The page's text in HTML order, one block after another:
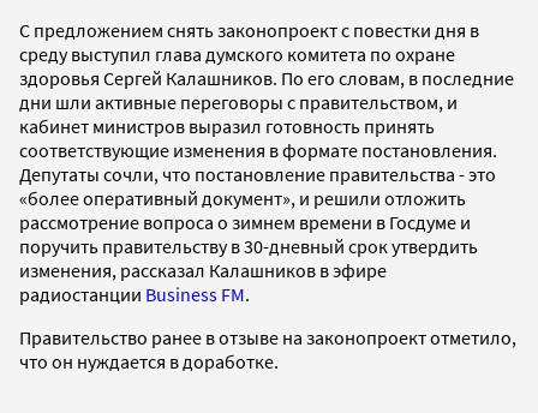
С предложением снять законопроект с повестки дня в
среду выступил глава думского комитета по охране
здоровья Сергей Калашников. По его словам, в последние
дни шли активные переговоры с правительством, и
кабинет министров выразил готовность принять
соответствующие изменения в формате постановления.
Депутаты сочли, что постановление правительства - это
«более оперативный документ», и решили отложить
рассмотрение вопроса о зимнем времени в Госдуме и
поручить правительству в 30-дневный срок утвердить
изменения, рассказал Калашников в эфире
радиостанции Business FM.
Правительство ранее в отзыве на законопроект отметило,
что он нуждается в доработке.